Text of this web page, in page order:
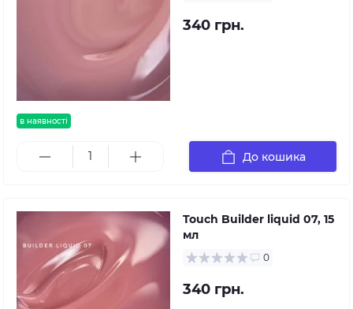
в наявності
340 грн.
До кошика
Touch Builder liquid 07, 15
мл
0
340 грн.